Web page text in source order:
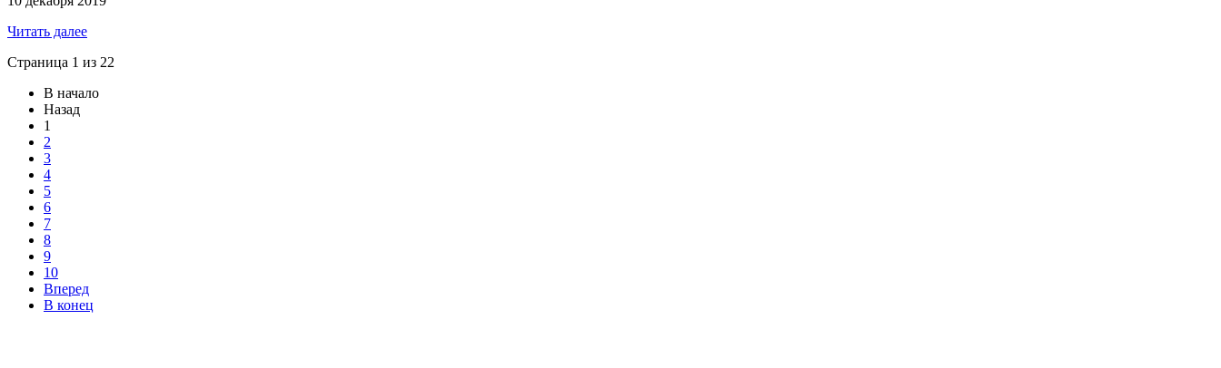
Читать далее
Страница 1 из 22
В начало
Назад
1
2
3
4
5
6
7
8
9
10
Вперед
В конец